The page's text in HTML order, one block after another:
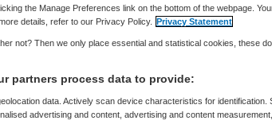
Skipr Redactie 13 januari 2011,11:00 52
the Manage Preferences link on the bottom of the webpage.
details, refer to our Privacy Policy. Privacy Statement
not? Then we only place essential and statistical cookies, these
partners process data to provide:
data. Actively scan device characteristics for identification.
advertising and content, advertising and content